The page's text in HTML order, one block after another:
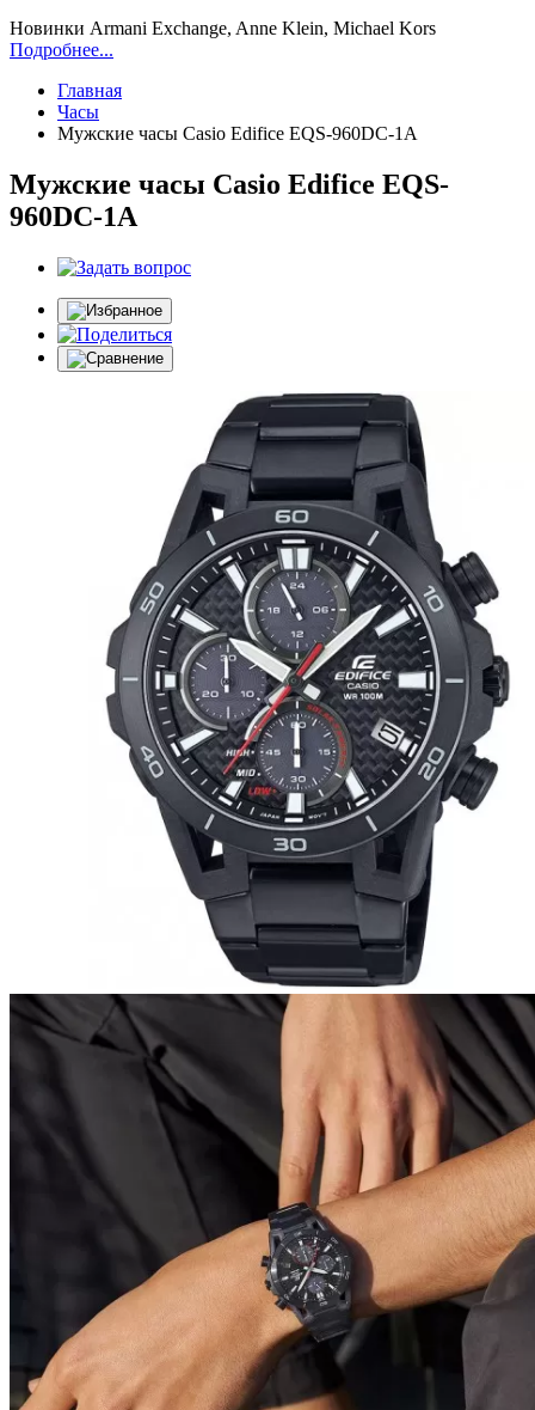
Новинки Armani Exchange, Anne Klein, Michael Kors
Подробнее...
Главная
Часы
Мужские часы Casio Edifice EQS-960DC-1A
Мужские часы Casio Edifice EQS-
960DC-1A